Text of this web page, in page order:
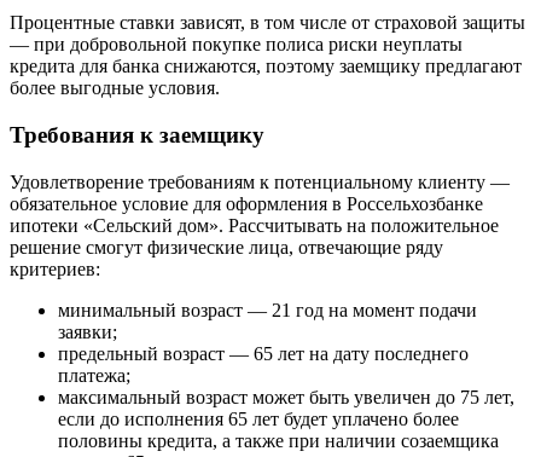
Процентные ставки зависят, в том числе от страховой защиты
— при добровольной покупке полиса риски неуплаты
кредита для банка снижаются, поэтому заемщику предлагают
более выгодные условия.
Требования к заемщику
Удовлетворение требованиям к потенциальному клиенту —
обязательное условие для оформления в Россельхозбанке
ипотеки «Сельский дом». Рассчитывать на положительное
решение смогут физические лица, отвечающие ряду
критериев:
минимальный возраст — 21 год на момент подачи
заявки;
предельный возраст — 65 лет на дату последнего
платежа;
максимальный возраст может быть увеличен до 75 лет,
если до исполнения 65 лет будет уплачено более
половины кредита, а также при наличии созаемщика